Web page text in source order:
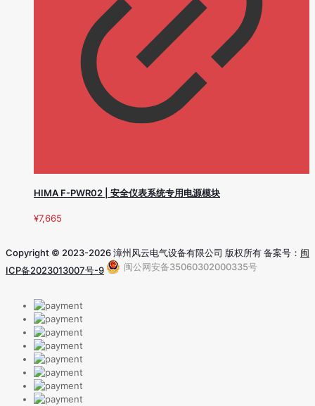
HIMA F-PWR02 | 安全仪表系统专用电源模块
¥7,665
Copyright © 2023-2026 漳州风云电气设备有限公司 版权所有 备案号： 闽
ICP备2023013007号-9
闽公网安备35060302000335号